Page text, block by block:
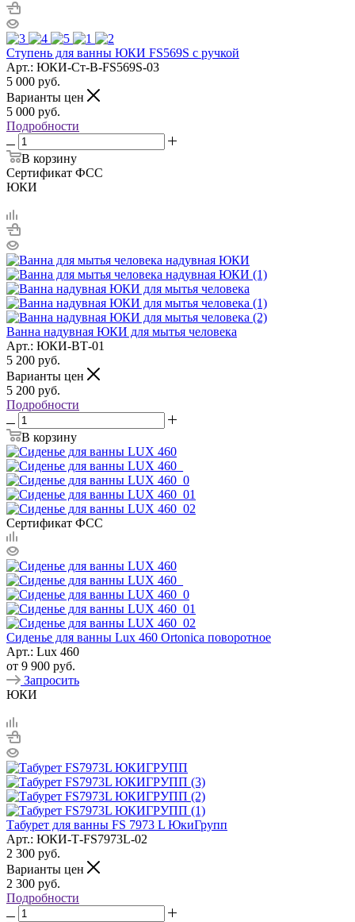
Ступень для ванны ЮКИ FS569S с ручкой
Арт.: ЮКИ-Ст-В-FS569S-03
5 000 руб.
Варианты цен
5 000 руб.
Подробности
В корзину
Сертификат ФСС
ЮКИ
Ванна надувная ЮКИ для мытья человека
Арт.: ЮКИ-ВТ-01
5 200 руб.
Варианты цен
5 200 руб.
Подробности
В корзину
Сертификат ФСС
Сиденье для ванны Lux 460 Ortonica поворотное
Арт.: Lux 460
от 9 900 руб.
Запросить
ЮКИ
Табурет для ванны FS 7973 L ЮкиГрупп
Арт.: ЮКИ-Т-FS7973L-02
2 300 руб.
Варианты цен
2 300 руб.
Подробности